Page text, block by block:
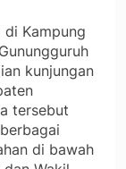
di Kampung
kunjungan
tersebut
di bawah